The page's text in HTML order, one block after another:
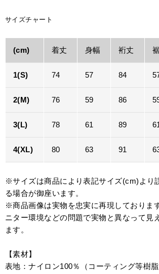
サイズチャート
(cm) 着丈 身幅 裄丈
1(S) 74 57 84
2(M) 76 59 86
3(L) 78 61 89
4(XL) 80 63 91
※サイズは商品により表記サイズ(cm)より
る場合が御座います。
※商品画像は実物を忠実に再現しておりま
ニター環境などの問題で実物と異なって見
ます。
【素材】
表地：ナイロン100％（コーティング等樹脂